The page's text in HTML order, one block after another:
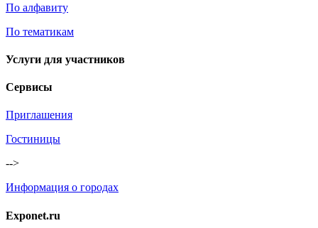
По алфавиту
По тематикам
Услуги для участников
Сервисы
Приглашения
Гостиницы
-->
Информация о городах
Exponet.ru